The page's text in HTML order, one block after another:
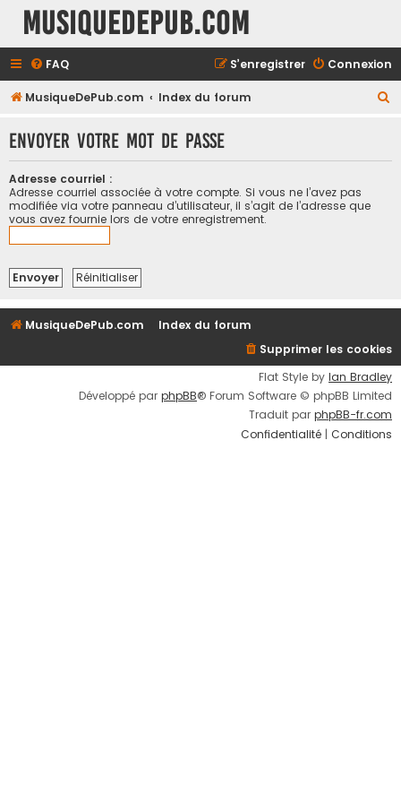
MusiqueDePub.com
FAQ Connexion
S’enregistrer
MusiqueDePub.com Index du forum
h
r
Envoyer votre mot de passe
Adresse courriel :
Adresse courriel associée à votre compte. Si vous ne l’avez pas
modifiée via votre panneau d’utilisateur, il s’agit de l’adresse que
vous avez fournie lors de votre enregistrement.
MusiqueDePub.com
Index du forum
Supprimer les cookies
Flat Style by Ian Bradley
Développé par phpBB® Forum Software © phpBB Limited
Traduit par phpBB-fr.com
Confidentialité | Conditions